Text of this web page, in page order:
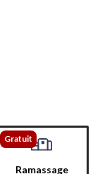
Gratuit
Ramassage